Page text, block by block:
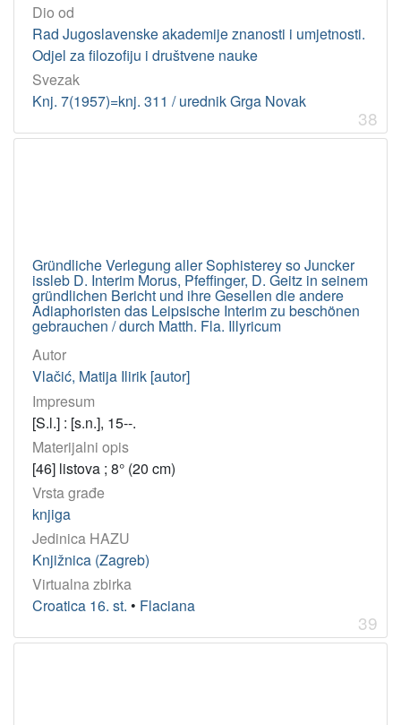
Dio od
Rad Jugoslavenske akademije znanosti i umjetnosti.
Odjel za filozofiju i društvene nauke
Svezak
Knj. 7(1957)=knj. 311 / urednik Grga Novak
38
Gründliche Verlegung aller Sophisterey so Juncker
issleb D. Interim Morus, Pfeffinger, D. Geitz in seinem
gründlichen Bericht und ihre Gesellen die andere
Adiaphoristen das Leipsische Interim zu beschönen
gebrauchen / durch Matth. Fla. Illyricum
Autor
Vlačić, Matija Ilirik [autor]
Impresum
[S.l.] : [s.n.], 15--.
Materijalni opis
[46] listova ; 8° (20 cm)
Vrsta građe
knjiga
Jedinica HAZU
Knjižnica (Zagreb)
Virtualna zbirka
Croatica 16. st. • Flaciana
39